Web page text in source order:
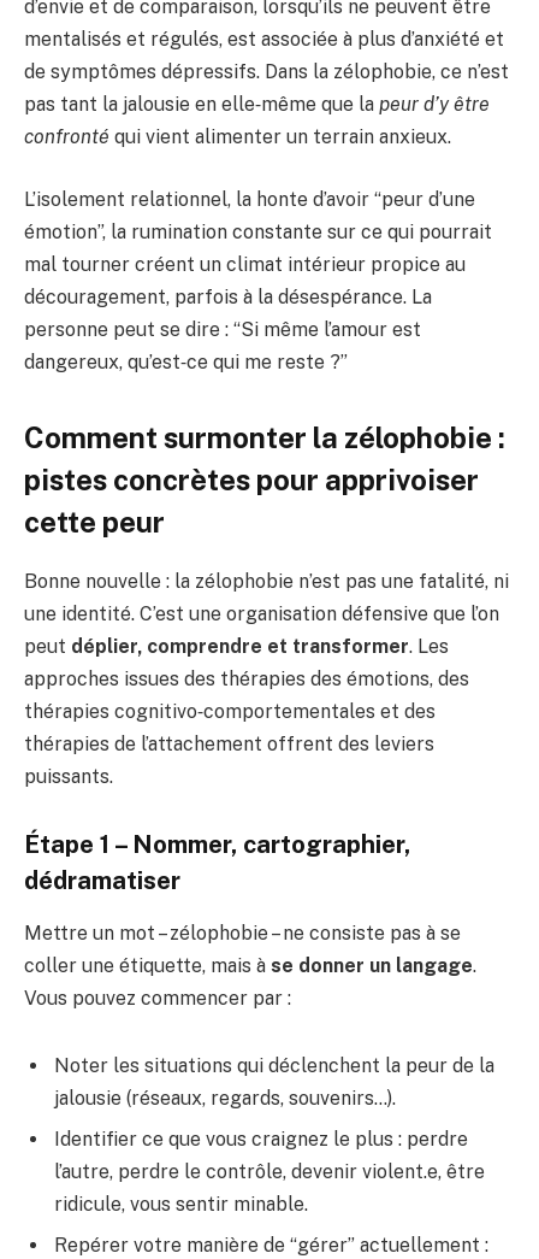
d’envie et de comparaison, lorsqu’ils ne peuvent être
mentalisés et régulés, est associée à plus d’anxiété et
de symptômes dépressifs. Dans la zélophobie, ce n’est
pas tant la jalousie en elle‑même que la peur d’y être
confronté qui vient alimenter un terrain anxieux.
L’isolement relationnel, la honte d’avoir “peur d’une
émotion”, la rumination constante sur ce qui pourrait
mal tourner créent un climat intérieur propice au
découragement, parfois à la désespérance. La
personne peut se dire : “Si même l’amour est
dangereux, qu’est‑ce qui me reste ?”
Comment surmonter la zélophobie :
pistes concrètes pour apprivoiser
cette peur
Bonne nouvelle : la zélophobie n’est pas une fatalité, ni
une identité. C’est une organisation défensive que l’on
peut déplier, comprendre et transformer. Les
approches issues des thérapies des émotions, des
thérapies cognitivo‑comportementales et des
thérapies de l’attachement offrent des leviers
puissants.
Étape 1 – Nommer, cartographier,
dédramatiser
Mettre un mot – zélophobie – ne consiste pas à se
coller une étiquette, mais à se donner un langage.
Vous pouvez commencer par :
Noter les situations qui déclenchent la peur de la
jalousie (réseaux, regards, souvenirs…).
Identifier ce que vous craignez le plus : perdre
l’autre, perdre le contrôle, devenir violent.e, être
ridicule, vous sentir minable.
Repérer votre manière de “gérer” actuellement :